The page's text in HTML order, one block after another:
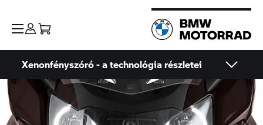
Xenonfényszóró - a technológia részletei